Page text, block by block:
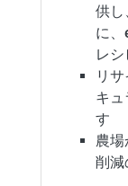
供し
に、
レシ
リ
キュ
す
農
削減